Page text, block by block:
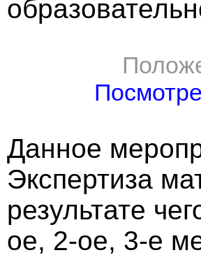
Данное
Экспертиза
результате
ое, 2-ое, 3-е